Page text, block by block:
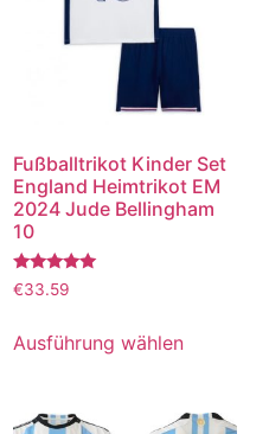
Fußballtrikot Kinder Set
England Heimtrikot EM
2024 Jude Bellingham
10
Bewertet
mit
€33.59
Ausführung wählen